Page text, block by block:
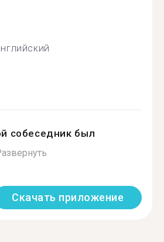
собеседник был
Скачать приложение